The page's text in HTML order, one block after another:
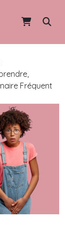
Fréquent